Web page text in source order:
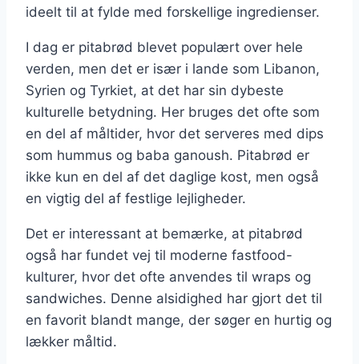
ideelt til at fylde med forskellige ingredienser.
I dag er pitabrød blevet populært over hele
verden, men det er især i lande som Libanon,
Syrien og Tyrkiet, at det har sin dybeste
kulturelle betydning. Her bruges det ofte som
en del af måltider, hvor det serveres med dips
som hummus og baba ganoush. Pitabrød er
ikke kun en del af det daglige kost, men også
en vigtig del af festlige lejligheder.
Det er interessant at bemærke, at pitabrød
også har fundet vej til moderne fastfood-
kulturer, hvor det ofte anvendes til wraps og
sandwiches. Denne alsidighed har gjort det til
en favorit blandt mange, der søger en hurtig og
lækker måltid.